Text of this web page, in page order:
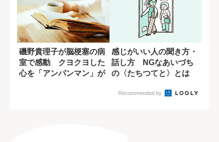
磯野貴理子が脳梗塞の病
室で感動 クヨクヨした
心を「アンパンマン」が
感じがいい人の聞き方・
話し方 NGなあいづち
の〈たちつてと〉とは
Recommended by